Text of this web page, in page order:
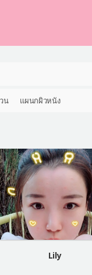
น แผนกผิวหนัง
Lily